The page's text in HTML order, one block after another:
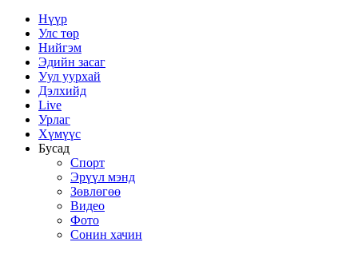
Нүүр
Улс төр
Нийгэм
Эдийн засаг
Уул уурхай
Дэлхийд
Live
Урлаг
Хүмүүс
Бусад
Спорт
Эрүүл мэнд
Зөвлөгөө
Видео
Фото
Сонин хачин